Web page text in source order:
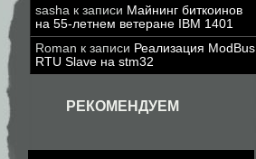
sasha к записи Майнинг биткоинов
на 55-летнем ветеране IBM 1401
Roman к записи Реализация ModBus
RTU Slave на stm32
РЕКОМЕНДУЕМ